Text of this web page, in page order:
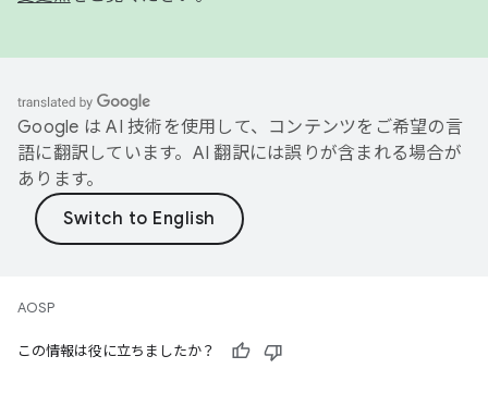
Google は AI 技術を使用して、コンテンツをご希望の言
語に翻訳しています。AI 翻訳には誤りが含まれる場合が
あります。
AOSP
この情報は役に立ちましたか？